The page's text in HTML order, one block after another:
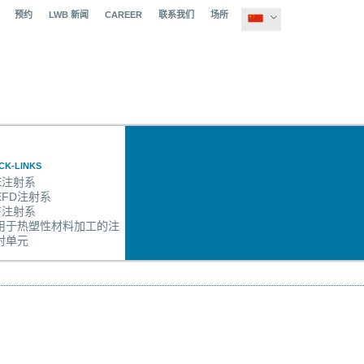
预约 LWB 新闻 CAREER 联系我们 场所
LINKS
注射系
注射系
注射系
于热塑性材料加工的注
单元